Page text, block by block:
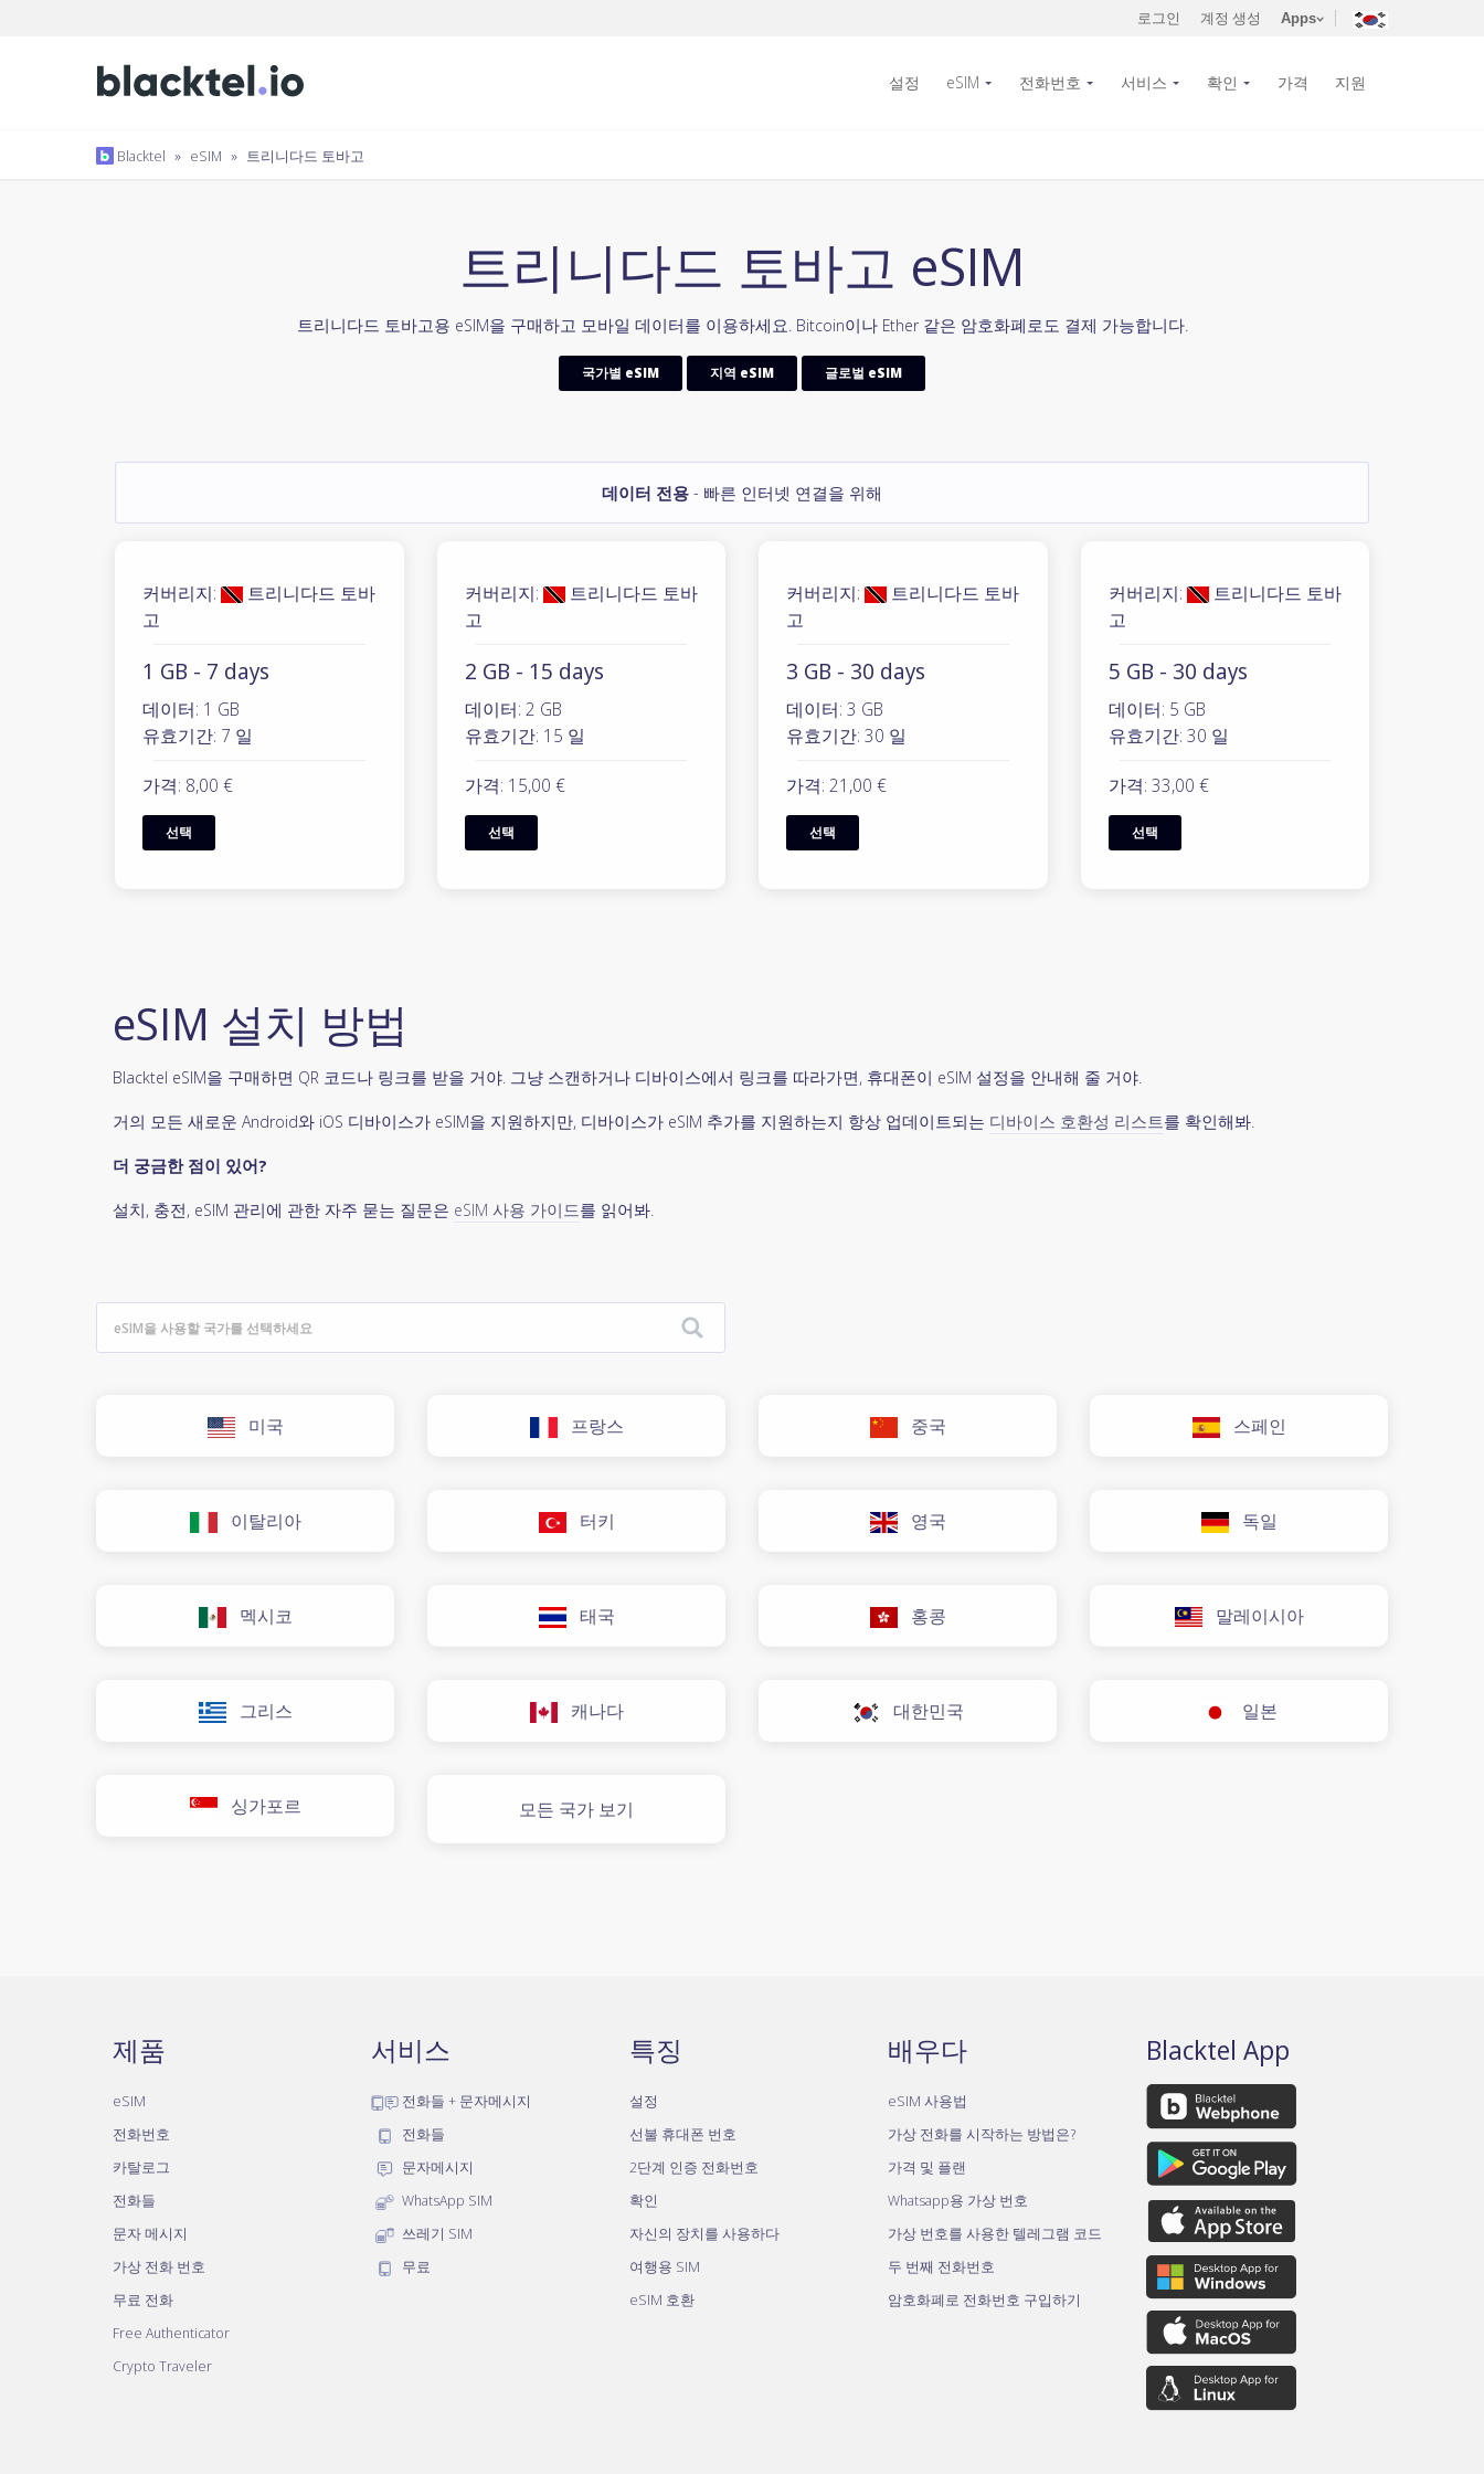
로그인 계정 생성 Apps
설정 eSIM 전화번호 서비스 확인 가격 지원
Blacktel » eSIM » 트리니다드 토바고
트리니다드 토바고 eSIM
트리니다드 토바고용 eSIM을 구매하고 모바일 데이터를 이용하세요. Bitcoin이나 Ether 같은 암호화폐로도 결제 가능합니다.
국가별 eSIM 지역 eSIM 글로벌 eSIM
데이터 전용 - 빠른 인터넷 연결을 위해
커버리지:
트리니다드 토바
고
1 GB - 7 days
데이터: 1 GB
유효기간: 7 일
가격: 8,00 €
선택
커버리지:
트리니다드 토바
고
2 GB - 15 days
데이터: 2 GB
유효기간: 15 일
가격: 15,00 €
선택
커버리지:
트리니다드 토바
고
3 GB - 30 days
데이터: 3 GB
유효기간: 30 일
가격: 21,00 €
선택
커버리지:
트리니다드 토바
고
5 GB - 30 days
데이터: 5 GB
유효기간: 30 일
가격: 33,00 €
선택
eSIM 설치 방법
Blacktel eSIM을 구매하면 QR 코드나 링크를 받을 거야. 그냥 스캔하거나 디바이스에서 링크를 따라가면, 휴대폰이 eSIM 설정을 안내해 줄 거야.
거의 모든 새로운 Android와 iOS 디바이스가 eSIM을 지원하지만, 디바이스가 eSIM 추가를 지원하는지 항상 업데이트되는 디바이스 호환성 리스트를 확인해봐.
더 궁금한 점이 있어?
설치, 충전, eSIM 관리에 관한 자주 묻는 질문은 eSIM 사용 가이드를 읽어봐.
미국 프랑스 중국 스페인
이탈리아 터키 영국 독일
멕시코 태국 홍콩 말레이시아
그리스 캐나다 대한민국 일본
싱가포르 모든 국가 보기
제품
eSIM
전화번호
카탈로그
전화들
문자 메시지
가상 전화 번호
무료 전화
Free Authenticator
Crypto Traveler
서비스
전화들 + 문자메시지
전화들
문자메시지
WhatsApp SIM
쓰레기 SIM
무료
특징
설정
선불 휴대폰 번호
2단계 인증 전화번호
확인
자신의 장치를 사용하다
여행용 SIM
eSIM 호환
배우다
eSIM 사용법
가상 전화를 시작하는 방법은?
가격 및 플랜
Whatsapp용 가상 번호
가상 번호를 사용한 텔레그램 코드
두 번째 전화번호
암호화폐로 전화번호 구입하기
Blacktel App